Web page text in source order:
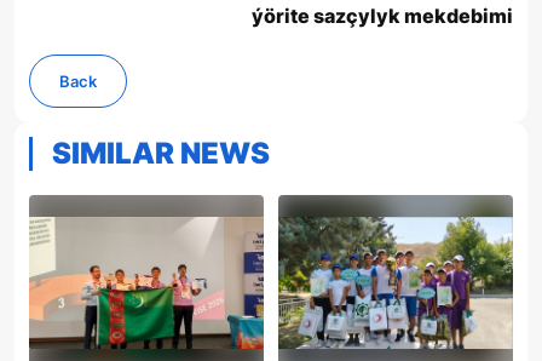
ýörite sazçylyk mekdebimi
Back
SIMILAR NEWS